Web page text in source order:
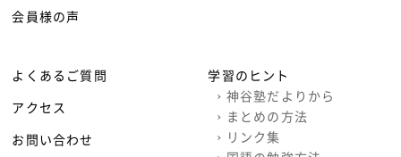
会員様の声
よくあるご質問
アクセス
お問い合わせ
学習のヒント
› 神谷塾だよりから
› まとめの方法
› リンク集